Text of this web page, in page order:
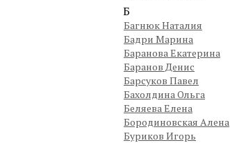
Б
Багнюк Наталия
Бадри Марина
Баранова Екатерина
Баранов Денис
Барсуков Павел
Бахолдина Ольга
Беляева Елена
Бородиновская Алена
Буриков Игорь